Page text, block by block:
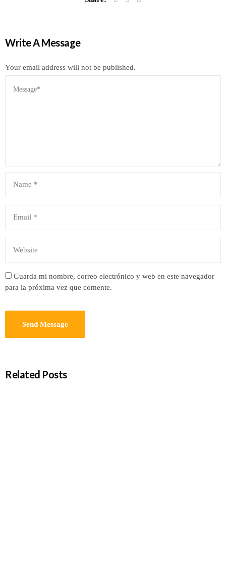
Write A Message
Your email address will not be published.
Guarda mi nombre, correo electrónico y web en este navegador
para la próxima vez que comente.
Related Posts